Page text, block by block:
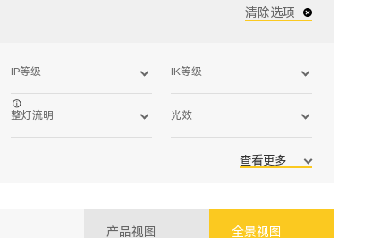
清除选项
IP等级 IK等级
整灯流明 光效
查看更多
产品视图 全景视图